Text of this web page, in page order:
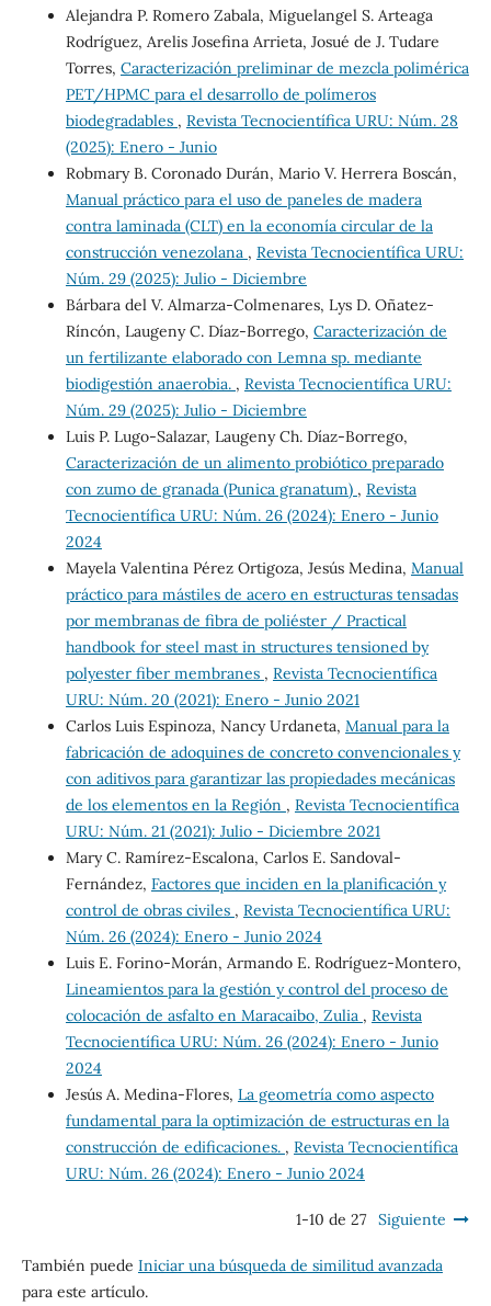
Alejandra P. Romero Zabala, Miguelangel S. Arteaga
Rodríguez, Arelis Josefina Arrieta, Josué de J. Tudare
Torres, Caracterización preliminar de mezcla polimérica
PET/HPMC para el desarrollo de polímeros
biodegradables , Revista Tecnocientífica URU: Núm. 28
(2025): Enero - Junio
Robmary B. Coronado Durán, Mario V. Herrera Boscán,
Manual práctico para el uso de paneles de madera
contra laminada (CLT) en la economía circular de la
construcción venezolana , Revista Tecnocientífica URU:
Núm. 29 (2025): Julio - Diciembre
Bárbara del V. Almarza-Colmenares, Lys D. Oñatez-
Ríncón, Laugeny C. Díaz-Borrego, Caracterización de
un fertilizante elaborado con Lemna sp. mediante
biodigestión anaerobia. , Revista Tecnocientífica URU:
Núm. 29 (2025): Julio - Diciembre
Luis P. Lugo-Salazar, Laugeny Ch. Díaz-Borrego,
Caracterización de un alimento probiótico preparado
con zumo de granada (Punica granatum) , Revista
Tecnocientífica URU: Núm. 26 (2024): Enero - Junio
2024
Mayela Valentina Pérez Ortigoza, Jesús Medina, Manual
práctico para mástiles de acero en estructuras tensadas
por membranas de fibra de poliéster / Practical
handbook for steel mast in structures tensioned by
polyester fiber membranes , Revista Tecnocientífica
URU: Núm. 20 (2021): Enero - Junio 2021
Carlos Luis Espinoza, Nancy Urdaneta, Manual para la
fabricación de adoquines de concreto convencionales y
con aditivos para garantizar las propiedades mecánicas
de los elementos en la Región , Revista Tecnocientífica
URU: Núm. 21 (2021): Julio - Diciembre 2021
Mary C. Ramírez-Escalona, Carlos E. Sandoval-
Fernández, Factores que inciden en la planificación y
control de obras civiles , Revista Tecnocientífica URU:
Núm. 26 (2024): Enero - Junio 2024
Luis E. Forino-Morán, Armando E. Rodríguez-Montero,
Lineamientos para la gestión y control del proceso de
colocación de asfalto en Maracaibo, Zulia , Revista
Tecnocientífica URU: Núm. 26 (2024): Enero - Junio
2024
Jesús A. Medina-Flores, La geometría como aspecto
fundamental para la optimización de estructuras en la
construcción de edificaciones. , Revista Tecnocientífica
URU: Núm. 26 (2024): Enero - Junio 2024
1-10 de 27 Siguiente
También puede Iniciar una búsqueda de similitud avanzada
para este artículo.